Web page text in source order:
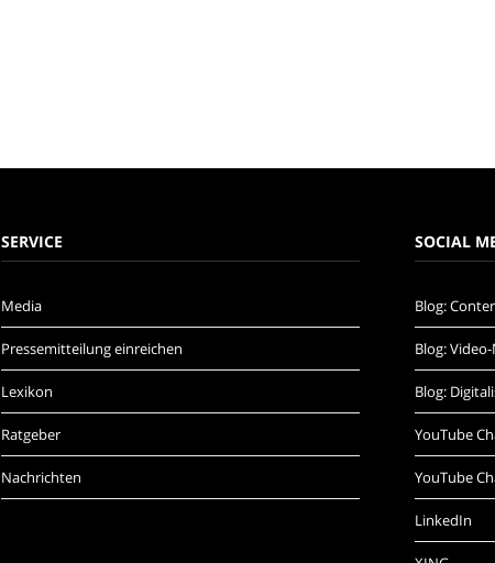
SERVICE
Media
Pressemitteilung einreichen
Lexikon
Ratgeber
Nachrichten
SOCIAL
Blog:
Blog:
Blog:
YouTube
YouTube
LinkedIn